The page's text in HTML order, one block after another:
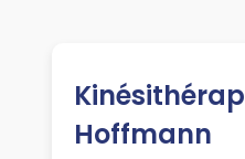
Hoffmann